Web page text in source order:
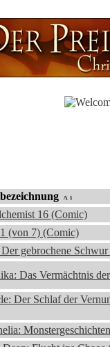
16 (Comic)
(von 7) (Comic)
gebrochene
Das Vermächtnis
Der Schlaf der